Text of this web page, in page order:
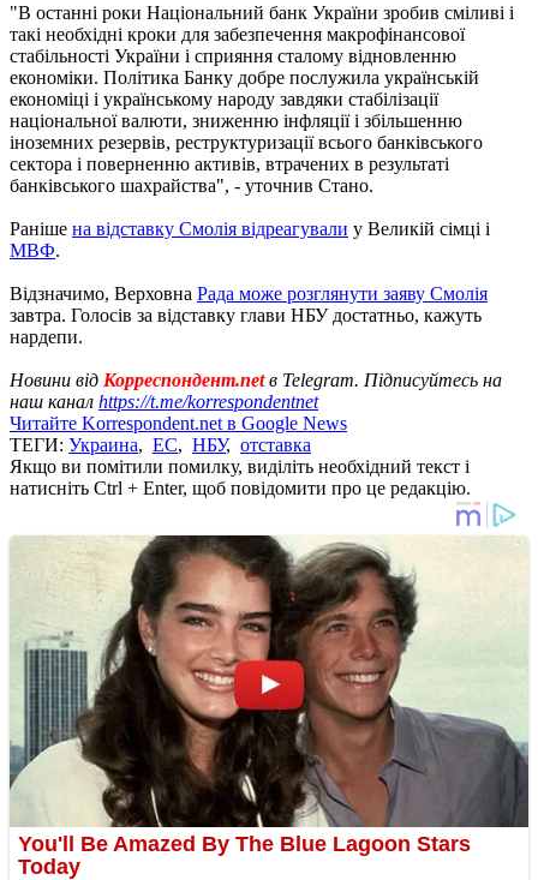
"В останні роки Національний банк України зробив сміливі і
такі необхідні кроки для забезпечення макрофінансової
стабільності України і сприяння сталому відновленню
економіки. Політика Банку добре послужила українській
економіці і українському народу завдяки стабілізації
національної валюти, зниженню інфляції і збільшенню
іноземних резервів, реструктуризації всього банківського
сектора і поверненню активів, втрачених в результаті
банківського шахрайства", - уточнив Стано.
Раніше на відставку Смолія відреагували у Великій сімці і
МВФ.
Відзначимо, Верховна Рада може розглянути заяву Смолія
завтра. Голосів за відставку глави НБУ достатньо, кажуть
нардепи.
Новини від Корреспондент.netв Telegram. Підписуйтесь на
наш канал https://t.me/korrespondentnet
Читайте Korrespondent.net в Google News
ТЕГИ: Украина, ЕС, НБУ, отставка
Якщо ви помітили помилку, виділіть необхідний текст і
натисніть Ctrl + Enter, щоб повідомити про це редакцію.